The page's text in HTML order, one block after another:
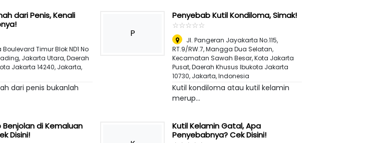
dari Penis, Kenali
Boulevard Timur Blok ND1 No
Jakarta Utara, Daerah
Jakarta 14240, Jakarta,
dari penis bukanlah
P
Penyebab Kutil Kondiloma, Simak!
☆☆☆☆☆
★★★★★
Jl. Pangeran Jayakarta No.115,
RT.9/RW.7, Mangga Dua Selatan,
Kecamatan Sawah Besar, Kota Jakarta
Pusat, Daerah Khusus Ibukota Jakarta
10730, Jakarta, Indonesia
Kutil kondiloma atau kutil kelamin
merup...
di Kemaluan
Disini!
Kutil Kelamin Gatal, Apa
Penyebabnya? Cek Disini!